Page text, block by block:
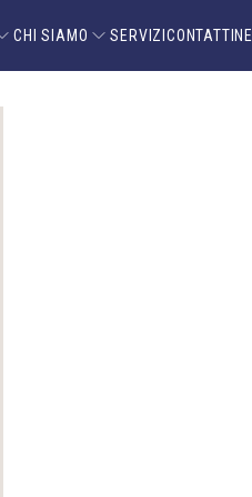
CHI SIAMO SERVIZICONTATTI